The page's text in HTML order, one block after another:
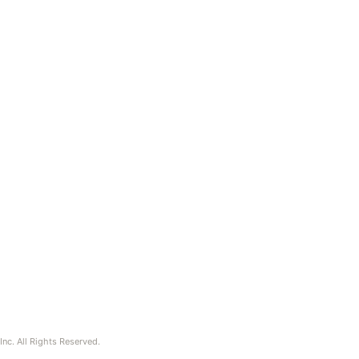
All Rights Reserved.